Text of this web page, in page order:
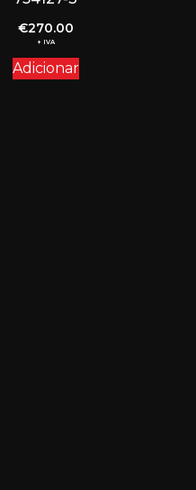
€270.00
+ IVA
Adicionar